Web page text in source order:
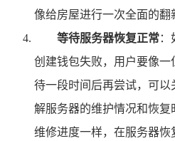
像给房屋进行一次全面的翻
等待服务器恢复正常：
创建钱包失败，用户要像
待一段时间后再尝试，可以
解服务器的维护情况和恢
维修进度一样，在服务器